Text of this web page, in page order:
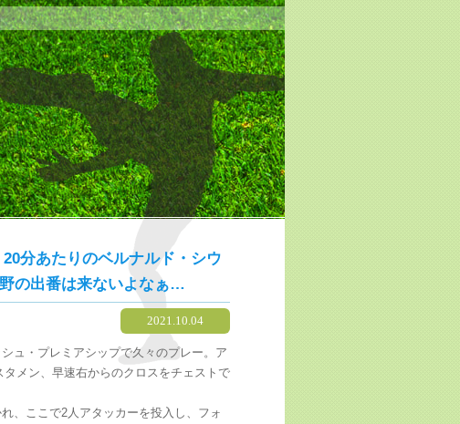
分あたりのベルナルド・シウ
の出番は来ないよなぁ…
2021.10.04
ュ・プレミアシップで久々のプレー。ア
メン、早速右からのクロスをチェストで
、ここで2人アタッカーを投入し、フォ